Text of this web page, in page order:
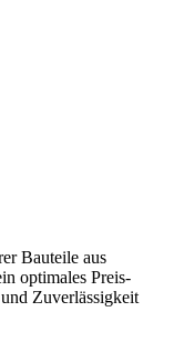
Bauteile aus
optimales Preis-
Zuverlässigkeit